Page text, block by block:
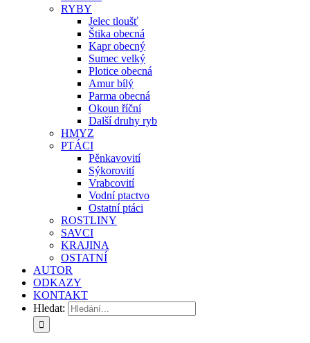
RYBY
Jelec tloušť
Štika obecná
Kapr obecný
Sumec velký
Plotice obecná
Amur bílý
Parma obecná
Okoun říční
Další druhy ryb
HMYZ
PTÁCI
Pěnkavovití
Sýkorovití
Vrabcovití
Vodní ptactvo
Ostatní ptáci
ROSTLINY
SAVCI
KRAJINA
OSTATNÍ
AUTOR
ODKAZY
KONTAKT
Hledat: